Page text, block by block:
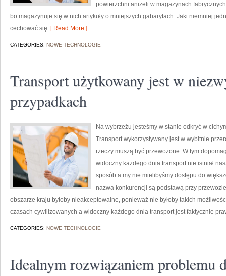
powierzchni aniżeli w magazynach
bo magazynuje się w nich artykuły o mniejszych gabarytach. Jaki niemniej
cechować się [ Read More ]
CATEGORIES: NOWE TECHNOLOGIE
Transport użytkowany jest w
przypadkach
Na wybrzeżu jesteśmy w stanie odkryć w
Transport wykorzystywany jest w wybitnie
rzeczy muszą być przewożone. W tym
widoczny każdego dnia transport nie istniał
sposób a my nie mielibyśmy dostępu do
nazwa konkurencji są podstawą przy
obszarze kraju byłoby nieakceptowalne, ponieważ nie byłoby takich
czasach cywilizowanych a widoczny każdego dnia transport jest faktycznie
CATEGORIES: NOWE TECHNOLOGIE
Idealnym rozwiązaniem problemu